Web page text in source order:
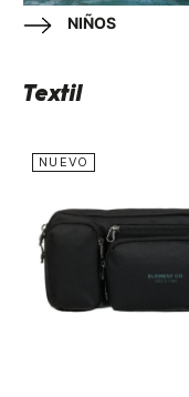
NIÑOS
Textil
NUEVO